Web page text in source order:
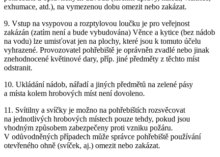
exhumace, atd.), na vymezenou dobu omezit nebo zakázat.
9. Vstup na vsypovou a rozptylovou loučku je pro veřejnost
zakázán (zatím není a bude vybudována) Věnce a kytice (bez nádob
na vodu) lze umisťovat jen na plochy, které jsou k tomuto účelu
vyhrazené. Provozovatel pohřebiště je oprávněn zvadlé nebo jinak
znehodnocené květinové dary, příp. jiné předměty z těchto míst
odstranit.
10. Ukládání nádob, nářadí a jiných předmětů na zelené pásy
a místa kolem hrobových míst není dovoleno.
11. Svítilny a svíčky je možno na pohřebištích rozsvěcovat
na jednotlivých hrobových místech pouze tehdy, pokud jsou
vhodným způsobem zabezpečeny proti vzniku požáru.
V odůvodněných případech může správce pohřebiště používání
otevřeného ohně (svíček, aj.) omezit nebo zakázat.